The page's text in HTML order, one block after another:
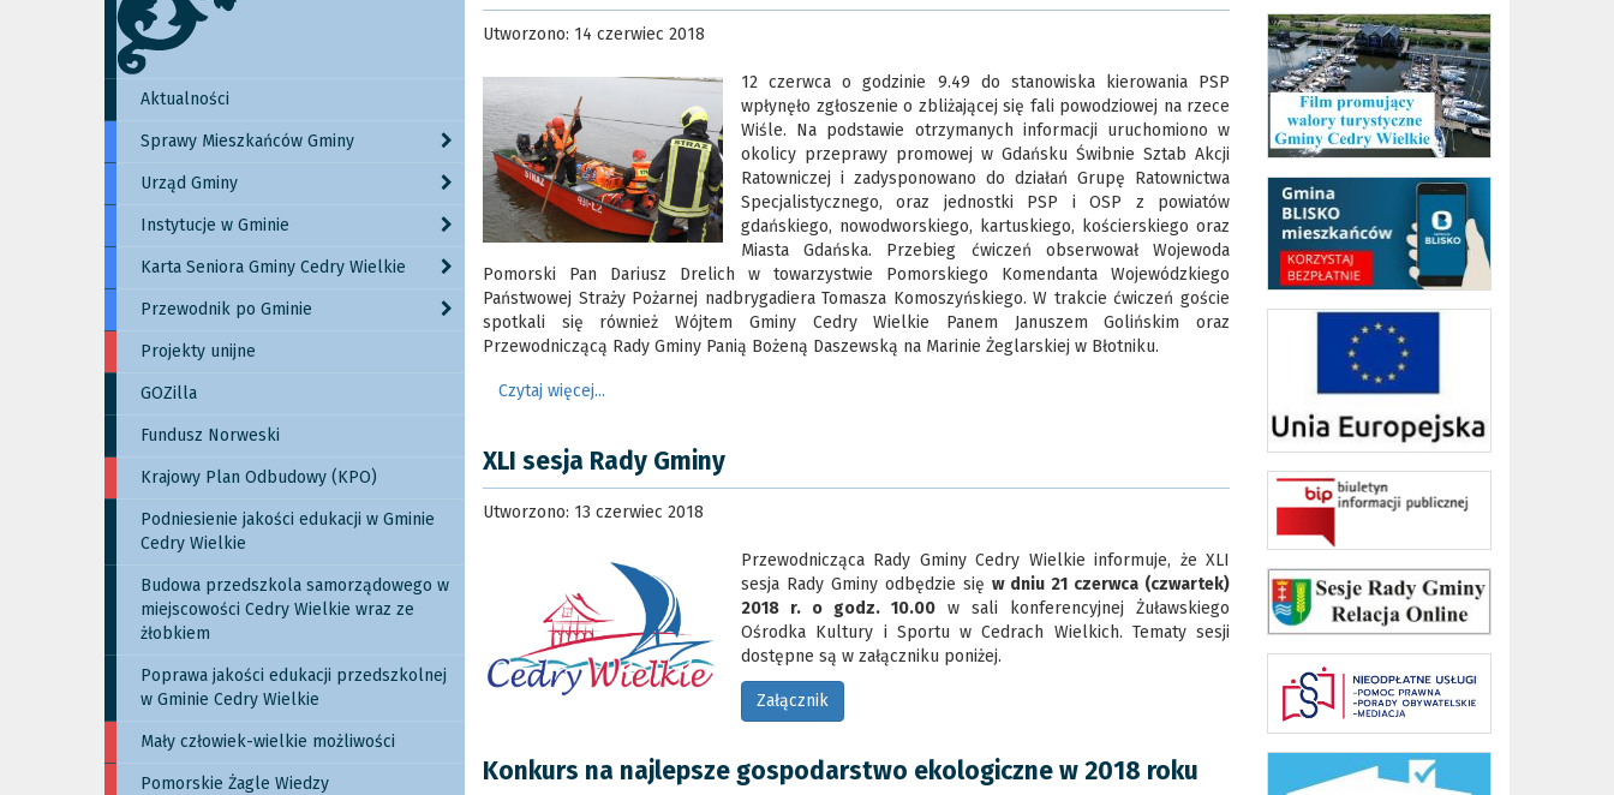
Aktualności
Sprawy Mieszkańców Gminy
Urząd Gminy
Instytucje w Gminie
Karta Seniora Gminy Cedry Wielkie
Przewodnik po Gminie
Projekty unijne
GOZilla
Fundusz Norweski
Krajowy Plan Odbudowy (KPO)
Podniesienie jakości edukacji w Gminie
Cedry Wielkie
Budowa przedszkola samorządowego w
miejscowości Cedry Wielkie wraz ze
żłobkiem
Poprawa jakości edukacji przedszkolnej
w Gminie Cedry Wielkie
Mały człowiek-wielkie możliwości
Pomorskie Żagle Wiedzy
Utworzono: 14 czerwiec 2018
12 czerwca o godzinie 9.49 do stanowiska kierowania PSP
wpłynęło zgłoszenie o zbliżającej się fali powodziowej na rzece
Wiśle. Na podstawie otrzymanych informacji uruchomiono w
okolicy przeprawy promowej w Gdańsku Świbnie Sztab Akcji
Ratowniczej i zadysponowano do działań Grupę Ratownictwa
Specjalistycznego, oraz jednostki PSP i OSP z powiatów
gdańskiego, nowodworskiego, kartuskiego, kościerskiego oraz
Miasta Gdańska. Przebieg ćwiczeń obserwował Wojewoda
Pomorski Pan Dariusz Drelich w towarzystwie Pomorskiego Komendanta Wojewódzkiego
Państwowej Straży Pożarnej nadbrygadiera Tomasza Komoszyńskiego. W trakcie ćwiczeń goście
spotkali się również Wójtem Gminy Cedry Wielkie Panem Januszem Golińskim oraz
Przewodniczącą Rady Gminy Panią Bożeną Daszewską na Marinie Żeglarskiej w Błotniku.
Czytaj więcej...
XLI sesja Rady Gminy
Utworzono: 13 czerwiec 2018
Przewodnicząca Rady Gminy Cedry Wielkie informuje, że XLI
sesja Rady Gminy odbędzie się w dniu 21 czerwca (czwartek)
2018 r. o godz. 10.00 w sali konferencyjnej Żuławskiego
Ośrodka Kultury i Sportu w Cedrach Wielkich. Tematy sesji
dostępne są w załączniku poniżej.
Załącznik
Konkurs na najlepsze gospodarstwo ekologiczne w 2018 roku